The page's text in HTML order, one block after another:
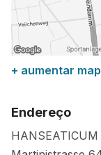
+ aumentar
Endereço
HANSEATICUM